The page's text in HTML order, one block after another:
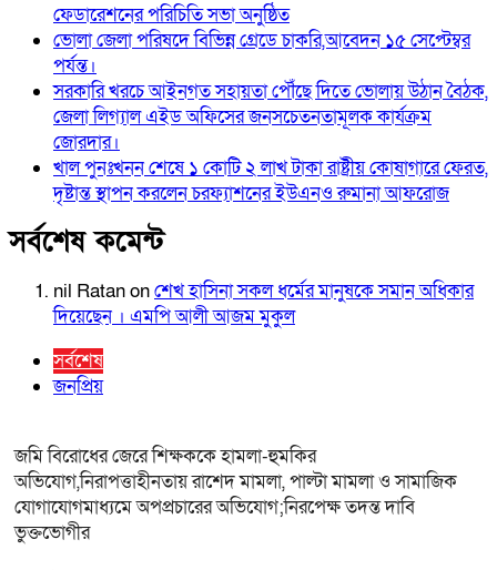
ফেডারেশনের পরিচিতি সভা অনুষ্ঠিত
ভোলা জেলা পরিষদে বিভিন্ন গ্রেডে চাকরি,আবেদন ১৫ সেপ্টেম্বর
পর্যন্ত।
সরকারি খরচে আইনগত সহায়তা পৌঁছে দিতে ভোলায় উঠান বৈঠক,
জেলা লিগ্যাল এইড অফিসের জনসচেতনতামূলক কার্যক্রম
জোরদার।
খাল পুনঃখনন শেষে ১ কোটি ২ লাখ টাকা রাষ্ট্রীয় কোষাগারে ফেরত,
দৃষ্টান্ত স্থাপন করলেন চরফ্যাশনের ইউএনও রুমানা আফরোজ
সর্বশেষ কমেন্ট
nil Ratanonশেখ হা‌সিনা সকল ধ‌র্মের মানু‌ষকে সমান অ‌ধিকার
দি‌য়ে‌ছেন । এম‌পি আলী আজম মুকুল
সর্বশেষ
জনপ্রিয়
জমি বিরোধের জেরে শিক্ষককে হামলা-হুমকির
অভিযোগ,নিরাপত্তাহীনতায় রাশেদ মামলা, পাল্টা মামলা ও সামাজিক
যোগাযোগমাধ্যমে অপপ্রচারের অভিযোগ;নিরপেক্ষ তদন্ত দাবি
ভুক্তভোগীর